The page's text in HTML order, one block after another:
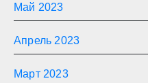
Май 2023
Апрель 2023
Март 2023